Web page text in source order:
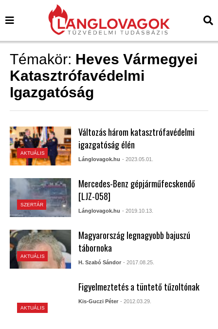
Témakör: Heves Vármegyei
Katasztrófavédelmi
Igazgatóság
AKTUÁLIS
Változás három katasztrófavédelmi
igazgatóság élén
Lánglovagok.hu - 2023.05.01.
SZERTÁR
Mercedes-Benz gépjárműfecskendő
[LJZ-058]
Lánglovagok.hu - 2019.10.13.
AKTUÁLIS
Magyarország legnagyobb bajuszú
tábornoka
H. Szabó Sándor - 2017.08.25.
AKTUÁLIS
Figyelmeztetés a tüntető tűzoltónak
Kis-Guczi Péter - 2012.03.29.